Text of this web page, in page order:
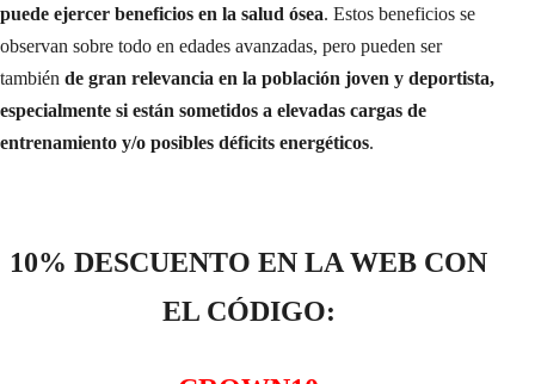
puede ejercer beneficios en la salud ósea. Estos beneficios se
observan sobre todo en edades avanzadas, pero pueden ser
también de gran relevancia en la población joven y deportista,
especialmente si están sometidos a elevadas cargas de
entrenamiento y/o posibles déficits energéticos.
10% DESCUENTO EN LA WEB CON
EL CÓDIGO: